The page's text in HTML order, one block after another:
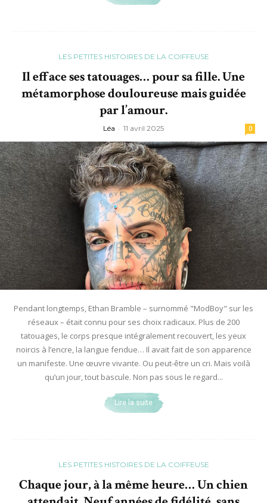
LES PETITES HISTOIRES DE LA COIFFEUSE
Il efface ses tatouages… pour sa fille. Une
métamorphose douloureuse mais guidée
par l’amour.
Léa - 11 avril 2025 0
Pendant longtemps, Ethan Bramble – surnommé "ModBoy" sur les
réseaux – était connu pour ses choix radicaux. Plus de 200
tatouages, le corps presque intégralement recouvert, les yeux
noircis à l’encre, la langue fendue… Il avait fait de son apparence
un manifeste. Une œuvre vivante. Ou peut-être un cri. Mais voilà
qu’un jour, tout bascule. Non pas sous le regard...
Lire la suite
LES PETITES HISTOIRES DE LA COIFFEUSE
Chaque jour, à la même heure… Un chien